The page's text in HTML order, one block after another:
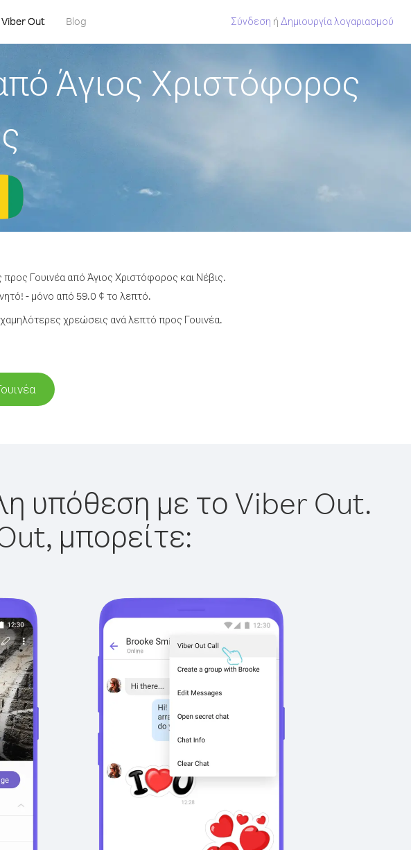
Viber Out Blog Σύνδεση ή Δημιουργία λογαριασμού
Άγιος Χριστόφορος
Γουινέα από Άγιος Χριστόφορος και Νέβις.
- μόνο από 59.0 ¢ το λεπτό.
χρεώσεις ανά λεπτό προς Γουινέα.
υπόθεση με το Viber Out.
μπορείτε: